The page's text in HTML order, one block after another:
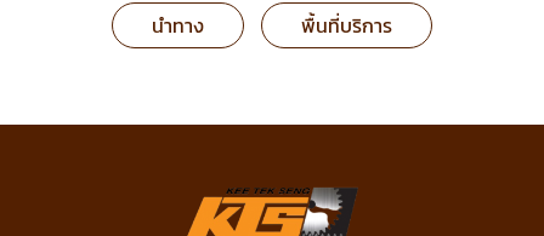
นำทาง พื้นที่บริการ